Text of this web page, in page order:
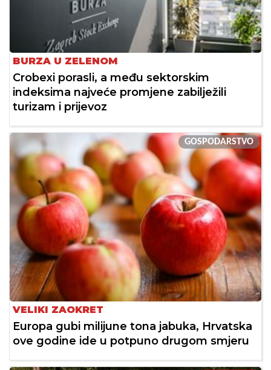
BURZA U ZELENOM
Crobexi porasli, a među sektorskim
indeksima najveće promjene zabilježili
turizam i prijevoz
GOSPODARSTVO
VELIKI ZAOKRET
Europa gubi milijune tona jabuka, Hrvatska
ove godine ide u potpuno drugom smjeru